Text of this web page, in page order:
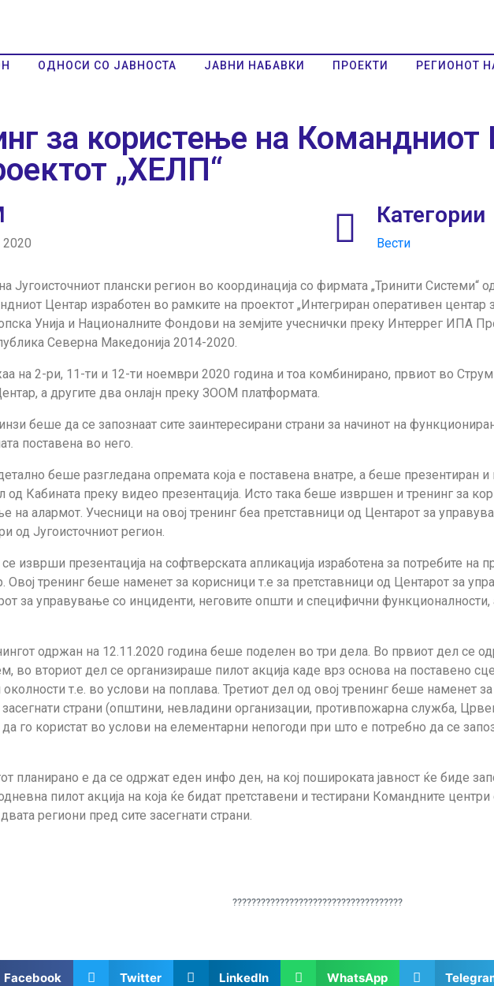
ОДНОСИ СО ЈАВНОСТА ЈАВНИ НАБАВКИ ПРОЕКТИ РЕГИОНОТ
за користење на Командниот
„ХЕЛП“
Категории
Вести
Југоисточниот плански регион во координација со фирмата „Тринити Системи“
Центар изработен во рамките на проектот „Интегриран оперативен центар
Унија и Националните Фондови на земјите учеснички преку Интеррег ИПА
Северна Македонија 2014-2020.
на 2-ри, 11-ти и 12-ти ноември 2020 година и тоа комбинирано, првиот во
а другите два онлајн преку ЗООМ платформата.
беше да се запознаат сите заинтересирани страни за начинот на
поставена во него.
беше разгледана опремата која е поставена внатре, а беше презентиран
од Кабината преку видео презентација. Исто така беше извршен и тренинг за
на алармот. Учесници на овој тренинг беа претставници од Центарот за
од Југоисточниот регион.
изврши презентација на софтверската апликација изработена за потребите на
Овој тренинг беше наменет за корисници т.е за претставници од Центарот за
за управување со инциденти, неговите општи и специфични
одржан на 12.11.2020 година беше поделен во три дела. Во првиот дел се
во вториот дел се организираше пилот акција каде врз основа на поставено
т.е. во услови на поплава. Третиот дел од овој тренинг беше наменет
засегнати страни (општини, невладини организации, противпожарна служба,
да го користат во услови на елементарни непогоди при што е потребно да се
планирано е да се одржат еден инфо ден, на кој пошироката јавност ќе биде
пилот акција на која ќе бидат претставени и тестирани Командните
региони пред сите засегнати страни.
????????????????????????????????????
Facebook Twitter LinkedIn WhatsApp